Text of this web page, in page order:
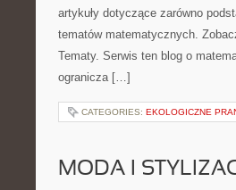
artykuły dotyczące zarówno
tematów matematycznych.
Tematy. Serwis ten blog o
ogranicza […]
CATEGORIES: EKOLOGICZNE
MODA I